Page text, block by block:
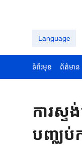
Language
ទំព័រមុខ ព័ត៌មាន
ការស្
បញ្ឈប់ក